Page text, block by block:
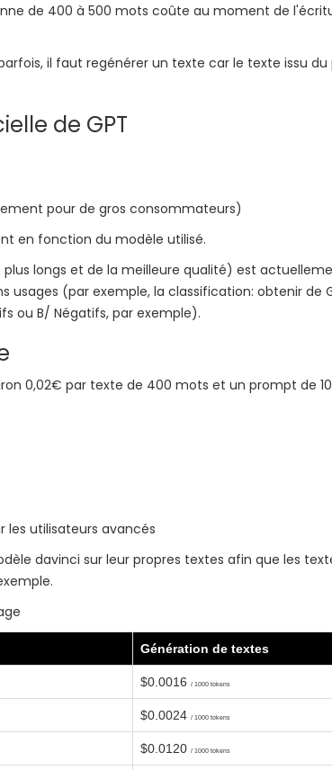
de 400 à 500 mots coûte au moment de
il faut regénérer un texte car le texte issu
de GPT
pour de gros consommateurs)
en fonction du modèle utilisé.
longs et de la meilleure qualité) est
usages (par exemple, la classification: obtenir de
ou B/ Négatifs, par exemple).
0,02€ par texte de 400 mots et un prompt de
les utilisateurs avancés
davinci sur leur propres textes afin que les
Génération de textes
$0.0016 / 1000 tokens
$0.0024 / 1000 tokens
$0.0120 / 1000 tokens